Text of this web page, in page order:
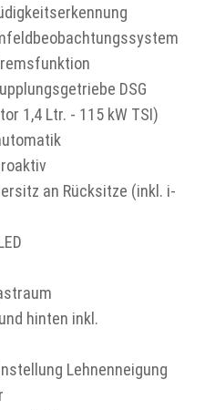
DSG
1,4 Ltr. - 115 kW TSI)
an Rücksitze (inkl. i-
hinten inkl.
Lehnenneigung